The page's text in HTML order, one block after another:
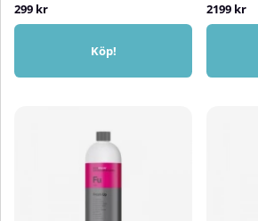
299 kr
Köp!
2199 kr